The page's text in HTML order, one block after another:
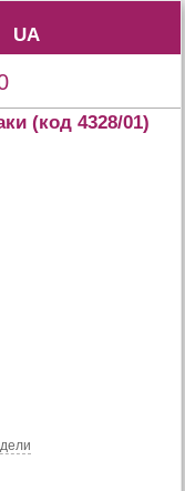
UA
UA
(код 4328/01)